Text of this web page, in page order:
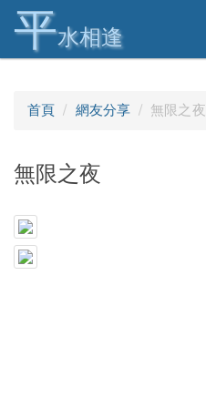
平水相逢
首頁 網友分享 無限之夜
無限之夜